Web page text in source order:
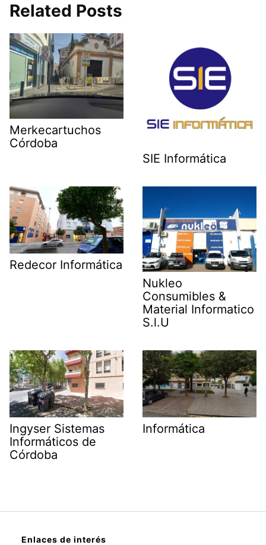
Related Posts
Merkecartuchos
Córdoba
SIE Informática
Redecor Informática
Nukleo
Consumibles &
Material Informatico
S.l.U
Ingyser Sistemas
Informáticos de
Córdoba
Informática
Enlaces de interés